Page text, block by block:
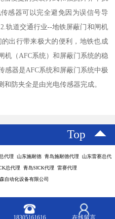
感器可以完全避免因为误信号导
轨道交通行业--地铁屏蔽门和闸机
出行带来极大的便利，地铁也成
机（AFC系统）和屏蔽门系统的稳
感器是AFC系统和屏蔽门系统中极
防夹全是由光电传感器完成。
Top
代理 山东施耐德 青岛施耐德代理 山东雷赛总代
总代理 青岛SICK代理 雷赛代理
自动化设备有限公司
18305161616 在线留言